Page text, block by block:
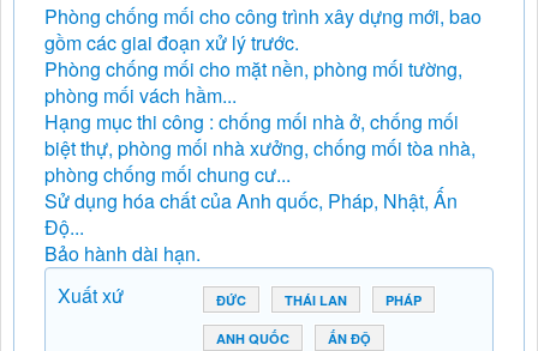
Phòng chống mối cho công trình xây dựng mới, bao
gồm các giai đoạn xử lý trước.
Phòng chống mối cho mặt nền, phòng mối tường,
phòng mối vách hầm...
Hạng mục thi công : chống mối nhà ở, chống mối
biệt thự, phòng mối nhà xưởng, chống mối tòa nhà,
phòng chống mối chung cư...
Sử dụng hóa chất của Anh quốc, Pháp, Nhật, Ấn
Độ...
Bảo hành dài hạn.
Xuất xứ
ĐỨC THÁI LAN PHÁP
ANH QUỐC ẤN ĐỘ